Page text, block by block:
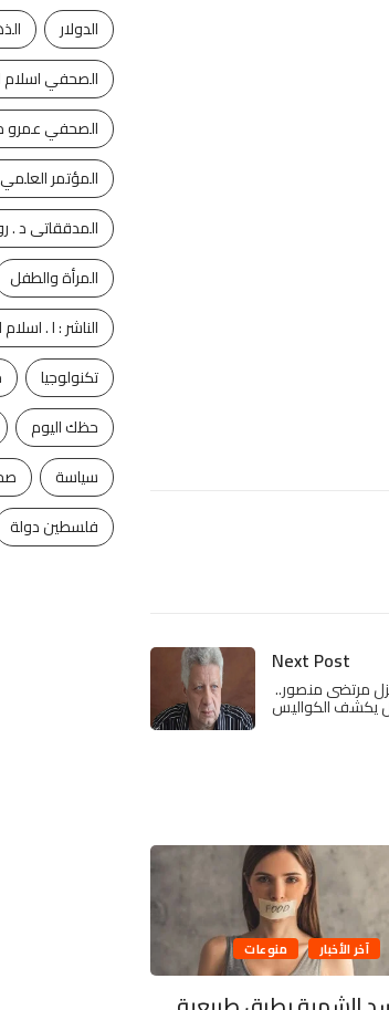
Next Post
مرتضى منصور..
الكواليس
آخر الأخبار منوعات
الدولار
الصحفي
الصحفي عمرو
المؤتمر
المدققاتى د .
المرأة والطفل
الناشر : ا .
تكنولوجيا
حظك اليوم
سياسة
فلسطين دولة